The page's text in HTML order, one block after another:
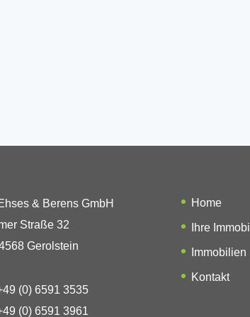
& Berens GmbH
Straße 32
Gerolstein
(0) 6591 3535
(0) 6591 3961
Home
Ihre
Immobilien
Kontakt